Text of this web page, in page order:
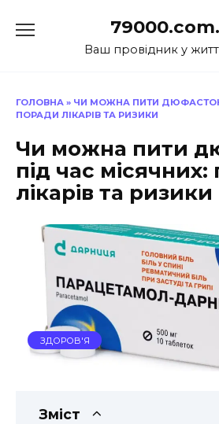
до
Ваш провідник у
ГОЛОВНА » ЧИ МОЖНА ПИТИ
ПОРАДИ ЛІКАРІВ ТА РИЗИКИ
Чи можна пити
під час
лікарів та ризики
ЗДОРОВ'Я
Зміст